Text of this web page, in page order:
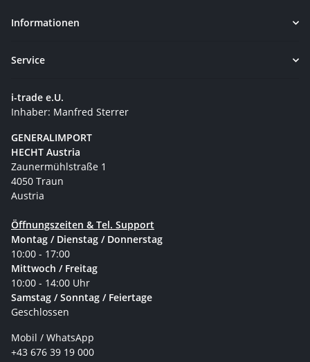
Informationen
Service
i-trade e.U.
Inhaber: Manfred Sterrer
GENERALIMPORT
HECHT Austria
Zaunermühlstraße 1
4050 Traun
Austria
Öffnungszeiten & Tel. Support
Montag / Dienstag / Donnerstag
10:00 - 17:00
Mittwoch / Freitag
10:00 - 14:00 Uhr
Samstag / Sonntag / Feiertage
Geschlossen
Mobil / WhatsApp
+43 676 39 19 000